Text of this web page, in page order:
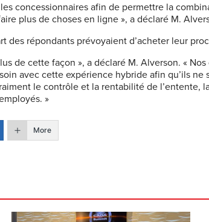
concessionnaires afin de permettre la
plus de choses en ligne », a déclaré M.
des répondants prévoyaient d’acheter leur
de cette façon », a déclaré M. Alverson. «
avec cette expérience hybride afin qu’ils ne
le contrôle et la rentabilité de l’entente,
»
More